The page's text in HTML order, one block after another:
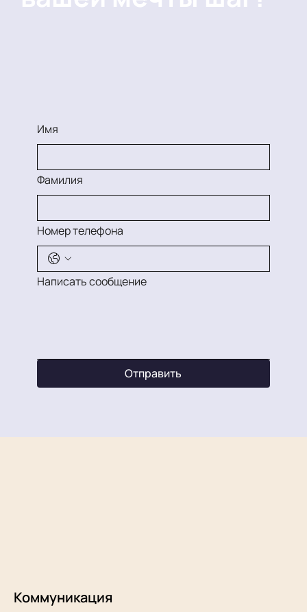
Имя
Фамилия
Номер телефона
Написать сообщение
Отправить
Коммуникация